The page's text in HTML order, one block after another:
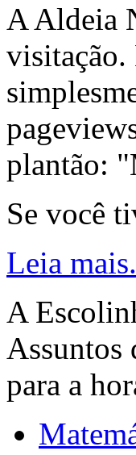
A Aldeia
visitação.
plantão:
Se você
Leia
A
Assuntos
para a